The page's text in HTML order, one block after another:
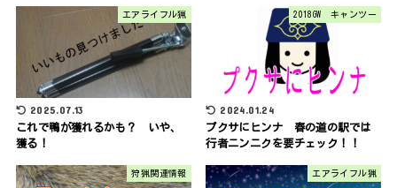
エアライフル猟
2025.07.13
これで鴨が獲れるかも？ いや、
獲る！
2018GW キャンツー
2024.01.24
プクサにヒンナ 春の道の駅では
行者ニンニクを要チェック！！
狩猟関連情報 エアライフル猟